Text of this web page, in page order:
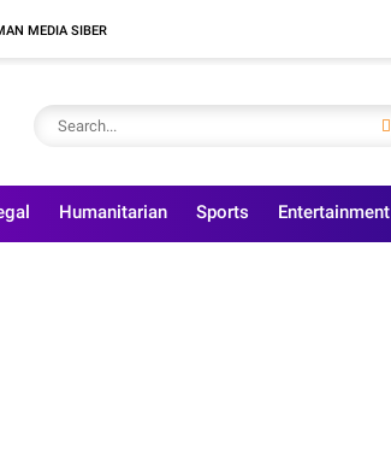
MEDIA SIBER
Humanitarian Sports Entertainment